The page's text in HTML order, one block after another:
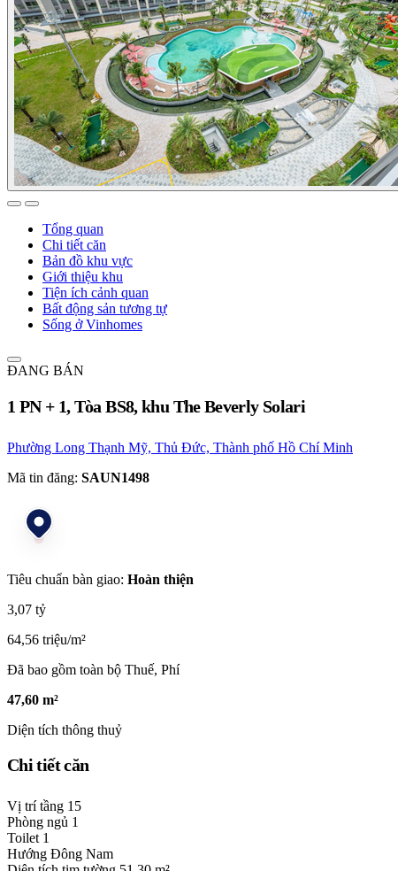
Tổng quan
Chi tiết căn
Bản đồ khu vực
Giới thiệu khu
Tiện ích cảnh quan
Bất động sản tương tự
Sống ở Vinhomes
ĐANG BÁN
1 PN + 1, Tòa BS8, khu The Beverly Solari
Phường Long Thạnh Mỹ, Thủ Đức, Thành phố Hồ Chí Minh
Mã tin đăng: SAUN1498
Tiêu chuẩn bàn giao: Hoàn thiện
3,07 tỷ
64,56 triệu/m²
Đã bao gồm toàn bộ Thuế, Phí
47,60 m²
Diện tích thông thuỷ
Chi tiết căn
Vị trí tầng 15
Phòng ngủ 1
Toilet 1
Hướng Đông Nam